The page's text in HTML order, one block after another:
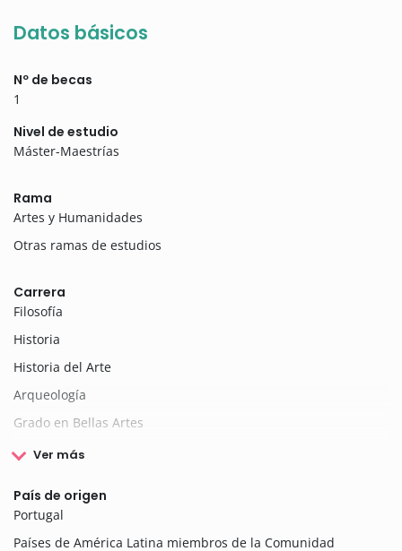
Datos básicos
Nº de becas
1
Nivel de estudio
Máster-Maestrías
Rama
Artes y Humanidades
Otras ramas de estudios
Carrera
Filosofía
Historia
Historia del Arte
Arqueología
Grado en Bellas Artes
Ver más
País de origen
Portugal
Países de América Latina miembros de la Comunidad